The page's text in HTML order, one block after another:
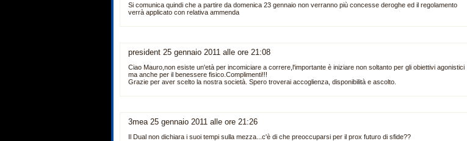
Si comunica quindi che a partire da domenica 23 gennaio non verranno più concesse deroghe ed il regolamento
verrà applicato con relativa ammenda
president 25 gennaio 2011 alle ore 21:08
Ciao Mauro,non esiste un'età per incomiciare a correre,l'importante è iniziare non soltanto per gli obiettivi agonistici
ma anche per il benessere fisico.Complimenti!!!
Grazie per aver scelto la nostra società. Spero troverai accoglienza, disponibilità e ascolto.
3mea 25 gennaio 2011 alle ore 21:26
Il Dual non dichiara i suoi tempi sulla mezza...c'è di che preoccuparsi per il prox futuro di sfide??